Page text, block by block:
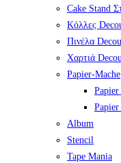
Cake Stand
Κόλλες
Πινέλα
Χαρτιά
Papier-Mache
Papier
Album
Stencil
Tape Mania